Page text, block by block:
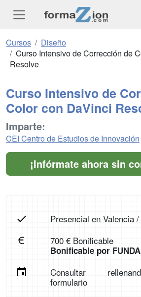
Cursos
Diseño
Curso Intensivo de Corrección de
Resolve
Curso Intensivo de
Color con DaVinci
Imparte:
CEI Centro de Estudios de Innovación
¡Infórmate ahora sin
Presencial en Valencia
700 € Bonificable
Bonificable por
Consultar
formulario